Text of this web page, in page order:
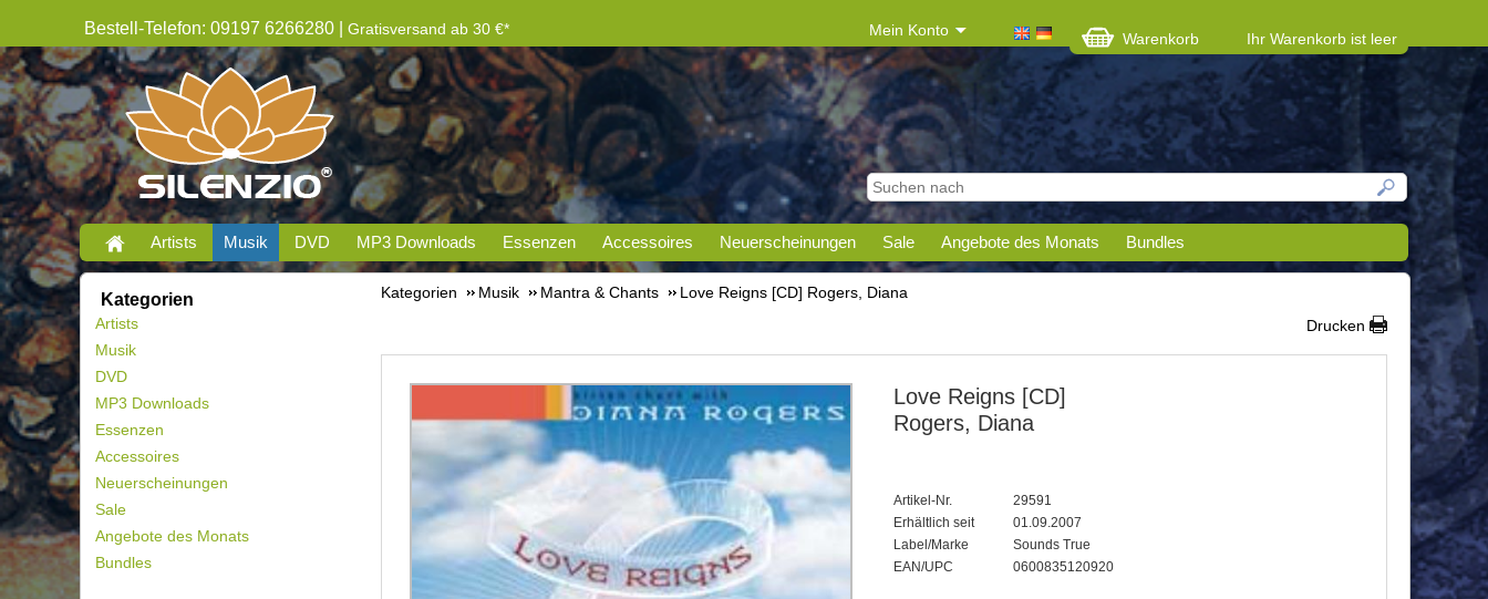
Bestell-Telefon: 09197 6266280 | Gratisversand ab 30 €* Mein Konto Warenkorb Ihr Warenkorb ist leer
Artists Musik DVD MP3 Downloads Essenzen Accessoires Neuerscheinungen Sale Angebote des Monats Bundles
Kategorien
Artists
Musik
DVD
MP3 Downloads
Essenzen
Accessoires
Neuerscheinungen
Sale
Angebote des Monats
Bundles
Kategorien Musik Mantra & Chants
Love Reigns [CD] Rogers, Diana
Drucken
Love Reigns [CD]
Rogers, Diana
Artikel-Nr.
29591
Erhältlich seit
01.09.2007
Label/Marke
Sounds True
EAN/UPC
0600835120920